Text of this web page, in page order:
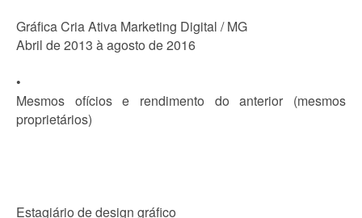
Gráfica Cria Ativa Marketing Digital / MG
Abril de 2013 à agosto de 2016
•
Mesmos ofícios e rendimento do anterior (mesmos
proprietários)
Estagiário de design gráfico